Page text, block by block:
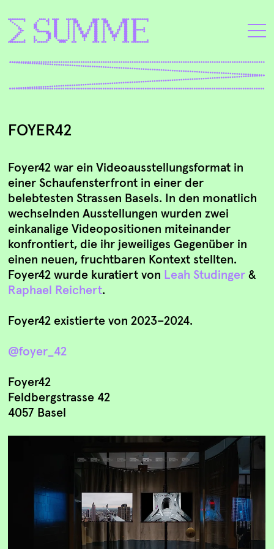
FOYER42
Foyer42 war ein Videoausstellungsformat in
einer Schaufensterfront in einer der
belebtesten Strassen Basels. In den monatlich
wechselnden Ausstellungen wurden zwei
einkanalige Videopositionen miteinander
konfrontiert, die ihr jeweiliges Gegenüber in
einen neuen, fruchtbaren Kontext stellten.
Foyer42 wurde kuratiert von Leah Studinger&
Raphael Reichert.
Foyer42 existierte von 2023–2024.
@foyer_42
Foyer42
Feldbergstrasse 42
4057 Basel